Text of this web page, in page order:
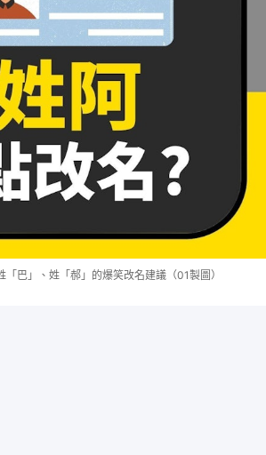
巴」、姓「郝」的爆笑改名建議（01製圖）